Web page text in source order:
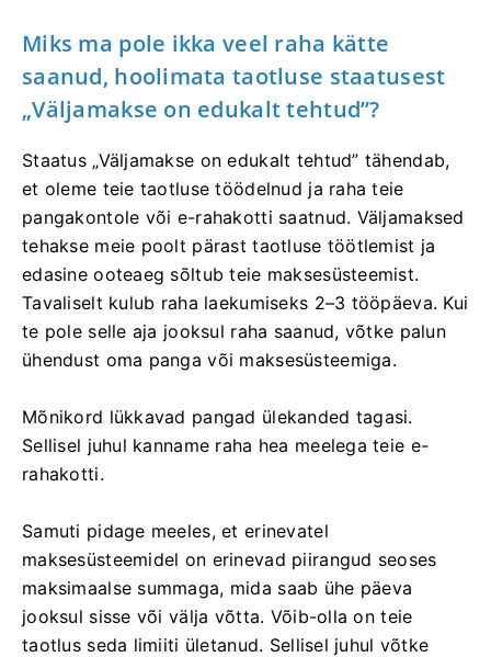
Miks ma pole ikka veel raha kätte
saanud, hoolimata taotluse staatusest
„Väljamakse on edukalt tehtud”?
Staatus „Väljamakse on edukalt tehtud” tähendab,
et oleme teie taotluse töödelnud ja raha teie
pangakontole või e-rahakotti saatnud. Väljamaksed
tehakse meie poolt pärast taotluse töötlemist ja
edasine ooteaeg sõltub teie maksesüsteemist.
Tavaliselt kulub raha laekumiseks 2–3 tööpäeva. Kui
te pole selle aja jooksul raha saanud, võtke palun
ühendust oma panga või maksesüsteemiga.
Mõnikord lükkavad pangad ülekanded tagasi.
Sellisel juhul kanname raha hea meelega teie e-
rahakotti.
Samuti pidage meeles, et erinevatel
maksesüsteemidel on erinevad piirangud seoses
maksimaalse summaga, mida saab ühe päeva
jooksul sisse või välja võtta. Võib-olla on teie
taotlus seda limiiti ületanud. Sellisel juhul võtke